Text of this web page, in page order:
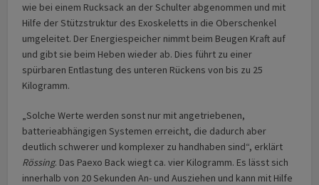
wie bei einem Rucksack an der Schulter abgenommen und mit
Hilfe der Stützstruktur des Exoskeletts in die Oberschenkel
umgeleitet. Der Energiespeicher nimmt beim Beugen Kraft auf
und gibt sie beim Heben wieder ab. Dies führt zu einer
spürbaren Entlastung des unteren Rückens von bis zu 25
Kilogramm.
„Solche Werte werden sonst nur mit angetriebenen,
batterieabhängigen Systemen erreicht, die dadurch aber
deutlich schwerer und komplexer zu handhaben sind“, erklärt
Rössing. Das Paexo Back wiegt ca. vier Kilogramm. Es lässt sich
innerhalb von 20 Sekunden An- und Ausziehen und kann mit Hilfe